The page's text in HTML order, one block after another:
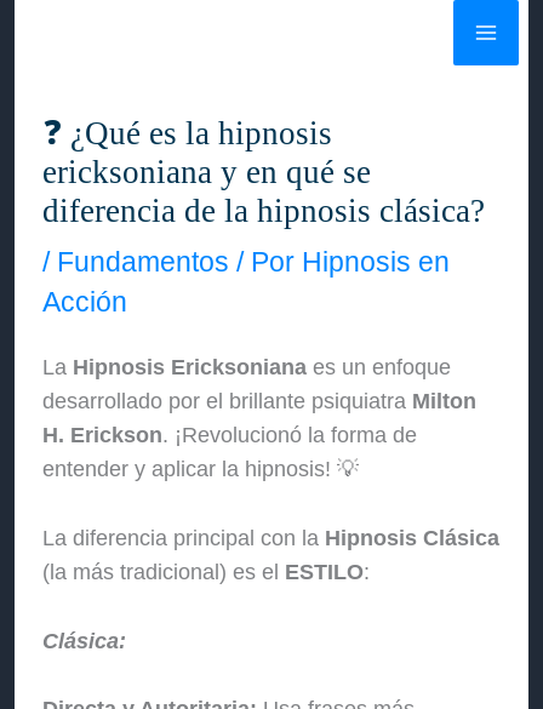
❓ ¿Qué es la hipnosis
ericksoniana y en qué se
diferencia de la hipnosis clásica?
/ Fundamentos / Por Hipnosis en
Acción
La Hipnosis Ericksoniana es un enfoque
desarrollado por el brillante psiquiatra Milton
H. Erickson. ¡Revolucionó la forma de
entender y aplicar la hipnosis! 💡
La diferencia principal con la Hipnosis Clásica
(la más tradicional) es el ESTILO:
Clásica: